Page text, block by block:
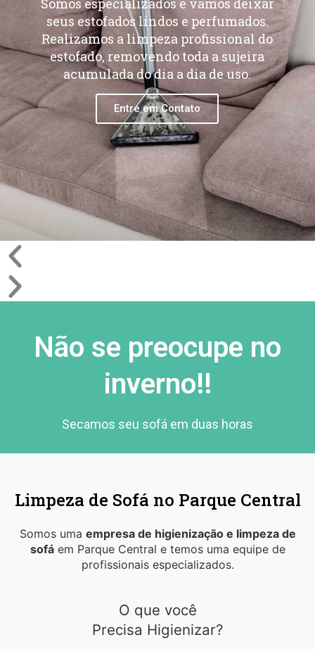
seus estofados lindos e perfumados.
Realizamos a limpeza profissional do
estofado, removendo toda a sujeira
acumulada do dia a dia de uso.
Entre em Contato
Não se preocupe no
inverno!!
Secamos seu sofá em duas horas
Limpeza de Sofá no Parque Central
Somos uma empresa de higienização e limpeza de
sofáem Parque Central e temos uma equipe de
profissionais especializados.
O que você
Precisa Higienizar?